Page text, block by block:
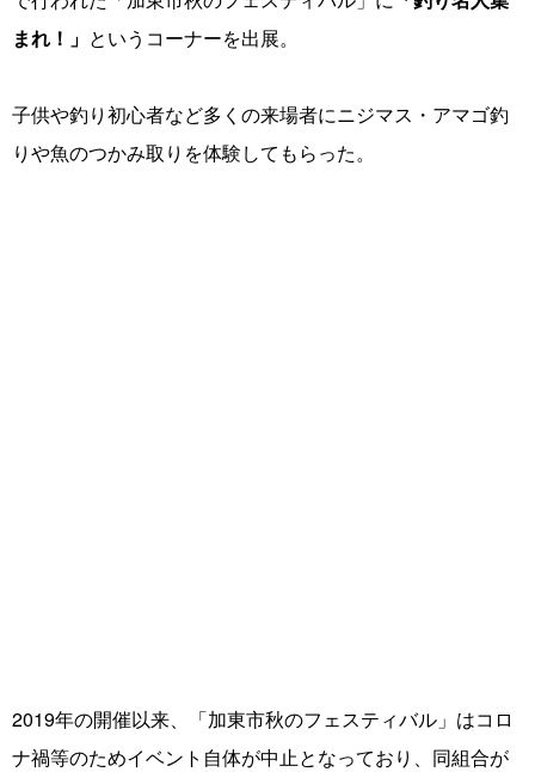
まれ！」 というコーナーを出展。
子供や釣り初心者など多くの来場者にニジマス・アマゴ釣
りや魚のつかみ取りを体験してもらった。
2019年の開催以来、「加東市秋のフェスティバル」はコロ
ナ禍等のためイベント自体が中止となっており、同組合が